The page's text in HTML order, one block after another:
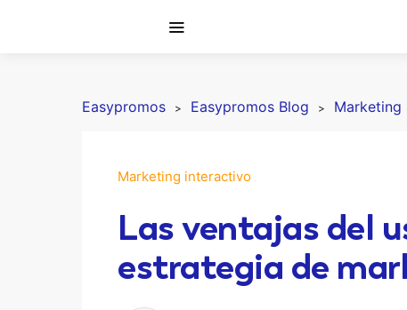
Easypromos Easypromos Blog
Marketing interactivo
Las ventajas del
estrategia de